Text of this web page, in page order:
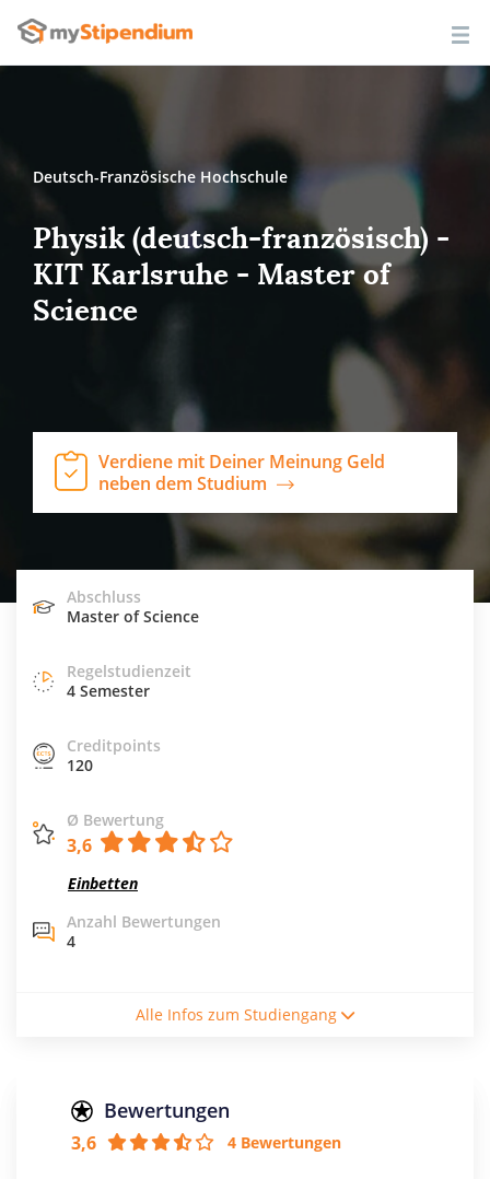
Deutsch-Französische Hochschule
Physik (deutsch-französisch) -
KIT Karlsruhe - Master of
Science
Verdiene mit Deiner Meinung Geld
neben dem Studium
Abschluss
Master of Science
Regelstudienzeit
4 Semester
Creditpoints
120
Ø Bewertung
3,6
Einbetten
Anzahl Bewertungen
4
Vollzeitstudium
Creditpoints
Alle Infos zum Studiengang
Bewertungen
3,6 4 Bewertungen